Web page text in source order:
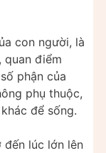
con người, là
quan điểm
phận của
phụ thuộc,
để sống.
đến lúc lớn lên